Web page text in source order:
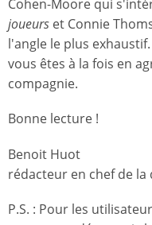
Cohen-Moore qui
joueurs et Connie
l'angle le plus
vous êtes à la fois en
compagnie.
Bonne lecture !
Benoit Huot
rédacteur en chef de la
P.S. : Pour les